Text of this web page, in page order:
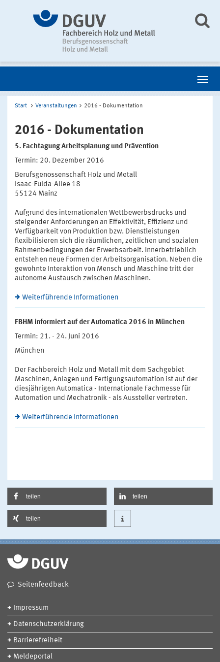
Start Veranstaltungen 2016 - Dokumentation
2016 - Dokumentation
5. Fachtagung Arbeitsplanung und Prävention
Termin: 20. Dezember 2016
Berufsgenossenschaft Holz und Metall
Isaac-Fulda-Allee 18
55124 Mainz
Aufgrund des internationalen Wettbewerbsdrucks und
steigender Anforderungen an Effektivität, Effizienz und
Verfügbarkeit von Produktion bzw. Dienstleistungen
flexibilisieren sich die räumlichen, zeitlichen und sozialen
Rahmenbedingungen der Erwerbsarbeit. Innerbetrieblich
entstehen neue Formen der Arbeitsorganisation. Neben die
gewohnte Interaktion von Mensch und Maschine tritt der
autonome Austausch zwischen Maschinen.
Weiterführende Informationen
FBHM informiert auf der Automatica 2016 in München
Termin: 21. - 24. Juni 2016
München
Der Fachbereich Holz und Metall mit dem Sachgebiet
Maschinen, Anlagen und Fertigungsautomation ist auf der
diesjährigen Automatica - Internationale Fachmesse für
Automation und Mechatronik - als Aussteller vertreten.
Weiterführende Informationen
teilen teilen
teilen
Seitenfeedback
Impressum
Datenschutzerklärung
Barrierefreiheit
Meldeportal